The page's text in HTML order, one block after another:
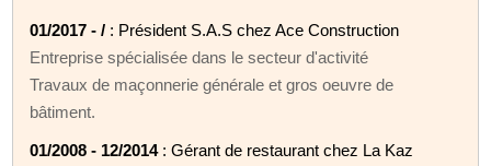
01/2017 - / : Président S.A.S chez Ace Construction
Entreprise spécialisée dans le secteur d'activité
Travaux de maçonnerie générale et gros oeuvre de
bâtiment.
01/2008 - 12/2014: Gérant de restaurant chez La Kaz